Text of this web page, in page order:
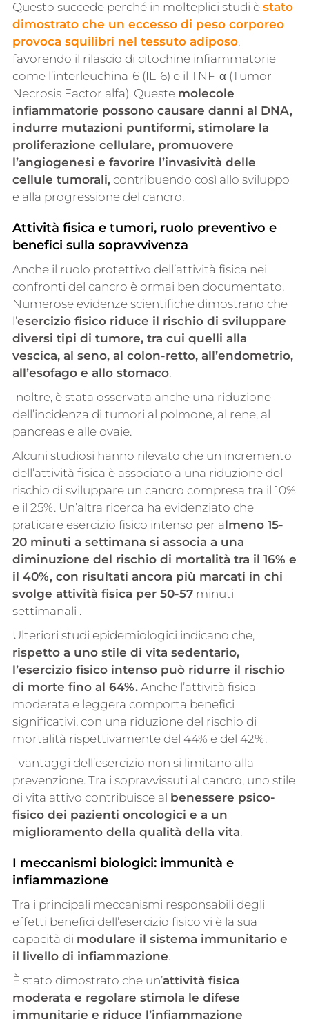
Questo succede perché in molteplici studi è stato
dimostrato che un eccesso di peso corporeo
provoca squilibri nel tessuto adiposo,
favorendo il rilascio di citochine infiammatorie
come l’interleuchina-6 (IL-6) e il TNF-α (Tumor
Necrosis Factor alfa). Queste molecole
infiammatorie possono causare danni al DNA,
indurre mutazioni puntiformi, stimolare la
proliferazione cellulare, promuovere
l’angiogenesi e favorire l’invasività delle
cellule tumorali,contribuendo così allo sviluppo
e alla progressione del cancro.
Attività fisica e tumori, ruolo preventivo e
benefici sulla sopravvivenza
Anche il ruolo protettivo dell’attività fisica nei
confronti del cancro è ormai ben documentato.
Numerose evidenze scientifiche dimostrano che
l’esercizio fisico riduce il rischio di sviluppare
diversi tipi di tumore, tra cui quelli alla
vescica, al seno, al colon-retto, all’endometrio,
all’esofago e allo stomaco.
Inoltre, è stata osservata anche una riduzione
dell’incidenza di tumori al polmone, al rene, al
pancreas e alle ovaie.
Alcuni studiosi hanno rilevato che un incremento
dell’attività fisica è associato a una riduzione del
rischio di sviluppare un cancro compresa tra il 10%
e il 25%. Un’altra ricerca ha evidenziato che
praticare esercizio fisico intenso per almeno 15-
20 minuti a settimana si associa a una
diminuzione del rischio di mortalità tra il 16% e
il 40%, con risultati ancora più marcati in chi
svolge attività fisica per 50-57minuti
settimanali .
Ulteriori studi epidemiologici indicano che,
rispetto a uno stile di vita sedentario,
l’esercizio fisico intenso può ridurre il rischio
di morte fino al 64%.Anche l’attività fisica
moderata e leggera comporta benefici
significativi, con una riduzione del rischio di
mortalità rispettivamente del 44% e del 42%.
I vantaggi dell’esercizio non si limitano alla
prevenzione. Tra i sopravvissuti al cancro, uno stile
di vita attivo contribuisce al benessere psico-
fisico dei pazienti oncologici e a un
miglioramento della qualità della vita.
I meccanismi biologici: immunità e
infiammazione
Tra i principali meccanismi responsabili degli
effetti benefici dell’esercizio fisico vi è la sua
capacità di modulare il sistema immunitario e
il livello di infiammazione.
È stato dimostrato che un’attività fisica
moderata e regolare stimola le difese
immunitarie e riduce l’infiammazione